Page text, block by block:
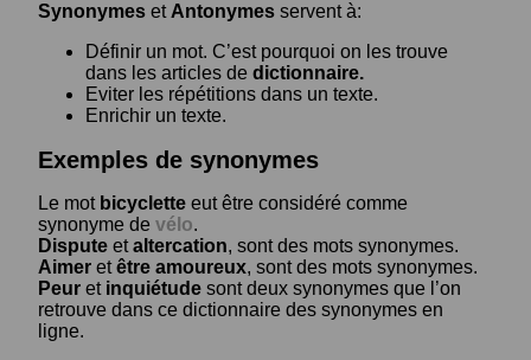
Synonymes et Antonymes servent à:
Définir un mot. C’est pourquoi on les trouve
dans les articles de dictionnaire.
Eviter les répétitions dans un texte.
Enrichir un texte.
Exemples de synonymes
Le mot bicyclette eut être considéré comme
synonyme de vélo.
Dispute etaltercation, sont des mots synonymes.
Aimer etêtre amoureux, sont des mots synonymes.
Peur et inquiétude sont deux synonymes que l’on
retrouve dans ce dictionnaire des synonymes en
ligne.